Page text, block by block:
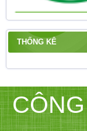
THỐNG KÊ